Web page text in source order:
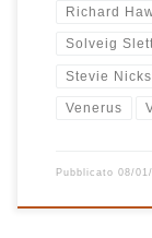
Richard
Solveig
Stevie Nicks
Venerus
Pubblicato 08/